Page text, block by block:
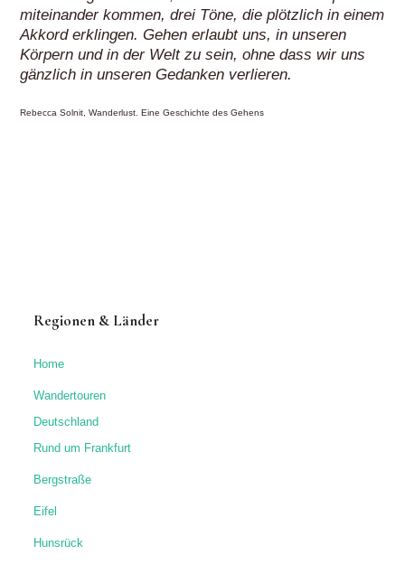
miteinander kommen, drei Töne, die plötzlich in einem
Akkord erklingen. Gehen erlaubt uns, in unseren
Körpern und in der Welt zu sein, ohne dass wir uns
gänzlich in unseren Gedanken verlieren.
Rebecca Solnit, Wanderlust. Eine Geschichte des Gehens
Regionen & Länder
Home
Wandertouren
Deutschland
Rund um Frankfurt
Bergstraße
Eifel
Hunsrück